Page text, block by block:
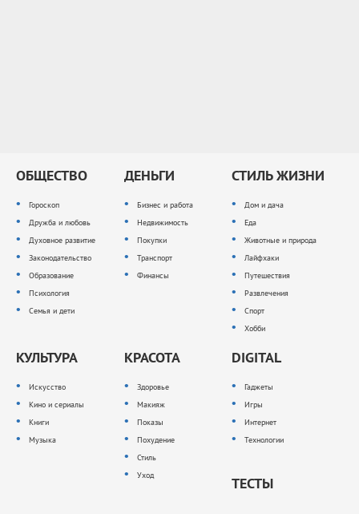
ОБЩЕСТВО
Гороскоп
Дружба и любовь
Духовное развитие
Законодательство
Образование
Психология
Семья и дети
ДЕНЬГИ
Бизнес и работа
Недвижимость
Покупки
Транспорт
Финансы
СТИЛЬ ЖИЗНИ
Дом и дача
Еда
Животные и природа
Лайфхаки
Путешествия
Развлечения
Спорт
Хобби
КУЛЬТУРА
Искусство
Кино и сериалы
Книги
Музыка
КРАСОТА
Здоровье
Макияж
Показы
Похудение
Стиль
Уход
DIGITAL
Гаджеты
Игры
Интернет
Технологии
ТЕСТЫ